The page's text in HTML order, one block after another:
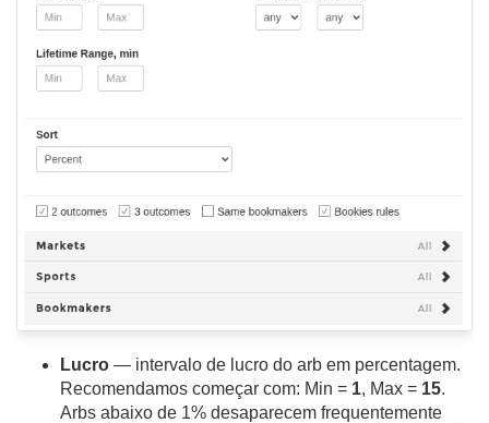
Lucro — intervalo de lucro do arb em percentagem.
Recomendamos começar com: Min = 1, Max = 15.
Arbs abaixo de 1% desaparecem frequentemente